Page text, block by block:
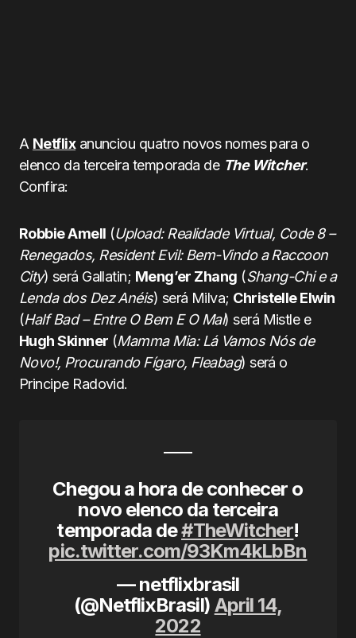
A Netflixanunciou quatro novos nomes para o
elenco da terceira temporada de The Witcher.
Confira:
Robbie Amell (Upload: Realidade Virtual, Code 8 –
Renegados, Resident Evil: Bem-Vindo a Raccoon
City) será Gallatin; Meng’er Zhang (Shang-Chi e a
Lenda dos Dez Anéis) será Milva; Christelle Elwin
(Half Bad – Entre O Bem E O Mal) será Mistle e
Hugh Skinner (Mamma Mia: Lá Vamos Nós de
Novo!, Procurando Fígaro, Fleabag) será o
Principe Radovid.
Chegou a hora de conhecer o
novo elenco da terceira
temporada de#TheWitcher!
pic.twitter.com/93Km4kLbBn
— netflixbrasil
(@NetflixBrasil) April 14,
2022